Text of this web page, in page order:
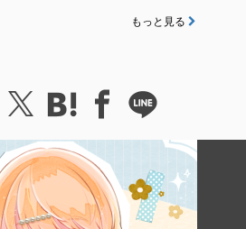
もっと見る